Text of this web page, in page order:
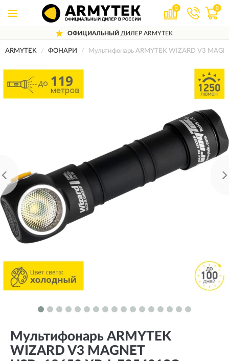
0 0
ОФИЦИАЛЬНЫЙДИЛЕР ARMYTEK
ARMYTEK ФОНАРИ Мультифонарь ARMYTEK WIZARD V3
Мультифонарь ARMYTEK
WIZARD V3 MAGNET